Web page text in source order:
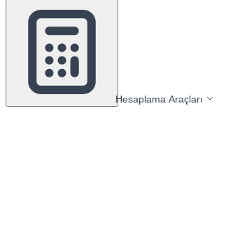
Hesaplama Araçları